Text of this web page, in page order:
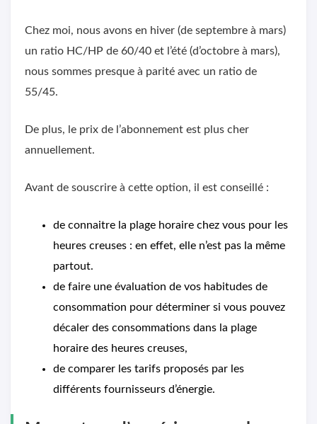
Chez moi, nous avons en hiver (de septembre à mars)
un ratio HC/HP de 60/40 et l’été (d’octobre à mars),
nous sommes presque à parité avec un ratio de
55/45.
De plus, le prix de l’abonnement est plus cher
annuellement.
Avant de souscrire à cette option, il est conseillé :
de connaitre la plage horaire chez vous pour les
heures creuses : en effet, elle n’est pas la même
partout.
de faire une évaluation de vos habitudes de
consommation pour déterminer si vous pouvez
décaler des consommations dans la plage
horaire des heures creuses,
de comparer les tarifs proposés par les
différents fournisseurs d’énergie.